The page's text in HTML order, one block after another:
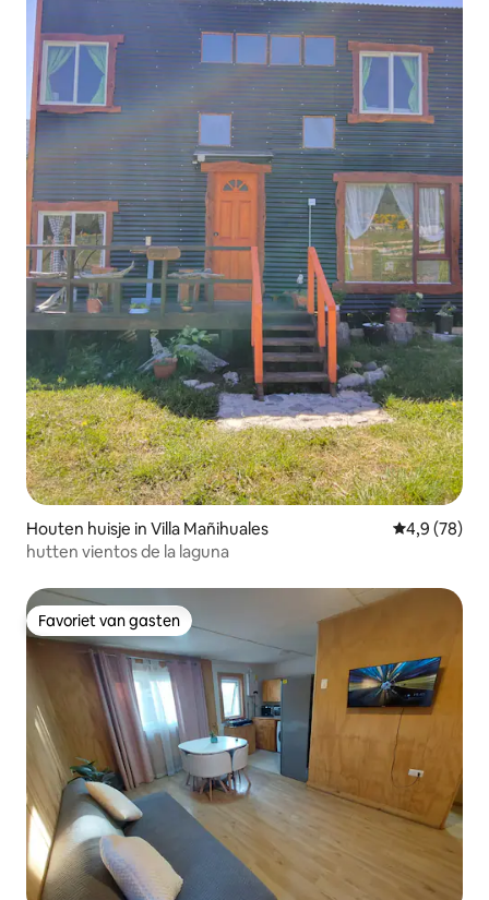
Houten huisje in Villa Mañihuales Gemiddelde
4,9 (78)
hutten vientos de la laguna
Favoriet van gasten
Favoriet van gasten